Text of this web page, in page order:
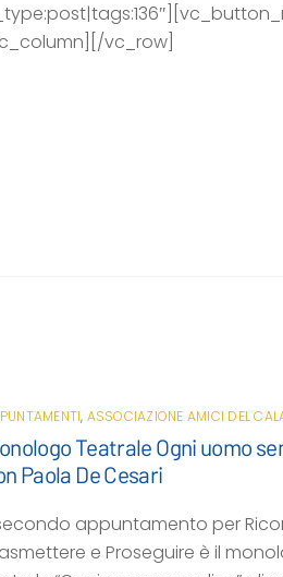
vc_row]
, ASSOCIAZIONE AMICI DEL
Teatrale Ogni uomo
Paola De Cesari
appuntamento per
e Proseguire è il